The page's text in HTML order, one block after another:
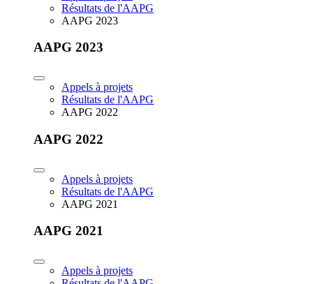
Résultats de l'AAPG
AAPG 2023
AAPG 2023
Appels à projets
Résultats de l'AAPG
AAPG 2022
AAPG 2022
Appels à projets
Résultats de l'AAPG
AAPG 2021
AAPG 2021
Appels à projets